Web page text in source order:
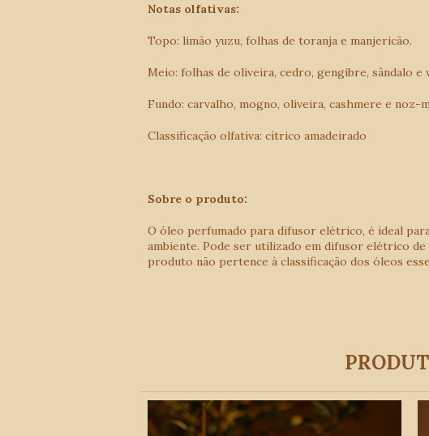
Notas olfativas:
Topo: limão yuzu, folhas de toranja e manjericão.
Meio: folhas de oliveira, cedro, gengibre, sândalo e
Fundo: carvalho, mogno, oliveira, cashmere e noz-
Classificação olfativa: cítrico amadeirado
Sobre o produto:
O óleo perfumado para difusor elétrico, é ideal
ambiente. Pode ser utilizado em difusor elétrico de
produto não pertence à classificação dos óleos